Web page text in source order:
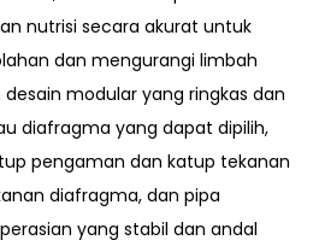
nutrisi secara akurat untuk
dan mengurangi limbah
modular yang ringkas dan
diafragma yang dapat dipilih,
pengaman dan katup tekanan
diafragma, dan pipa
yang stabil dan andal